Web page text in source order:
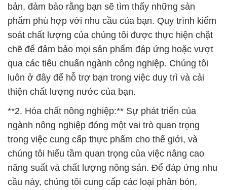
bản, đảm bảo rằng bạn sẽ tìm thấy những sản
phẩm phù hợp với nhu cầu của bạn. Quy trình kiểm
soát chất lượng của chúng tôi được thực hiện chặt
chẽ để đảm bảo mọi sản phẩm đáp ứng hoặc vượt
qua các tiêu chuẩn ngành công nghiệp. Chúng tôi
luôn ở đây để hỗ trợ bạn trong việc duy trì và cải
thiện chất lượng nước của bạn.
**2. Hóa chất nông nghiệp:** Sự phát triển của
ngành nông nghiệp đóng một vai trò quan trọng
trong việc cung cấp thực phẩm cho thế giới, và
chúng tôi hiểu tầm quan trọng của việc nâng cao
năng suất và chất lượng nông sản. Để đáp ứng nhu
cầu này, chúng tôi cung cấp các loại phân bón,